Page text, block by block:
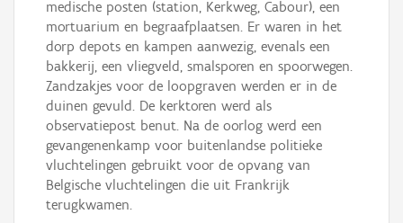
medische posten (station, Kerkweg, Cabour), een
mortuarium en begraafplaatsen. Er waren in het
dorp depots en kampen aanwezig, evenals een
bakkerij, een vliegveld, smalsporen en spoorwegen.
Zandzakjes voor de loopgraven werden er in de
duinen gevuld. De kerktoren werd als
observatiepost benut. Na de oorlog werd een
gevangenenkamp voor buitenlandse politieke
vluchtelingen gebruikt voor de opvang van
Belgische vluchtelingen die uit Frankrijk
terugkwamen.